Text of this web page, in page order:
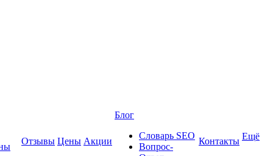
Отзывы Цены Акции
Блог
Словарь SEO
Вопрос-
Контакты Ещё